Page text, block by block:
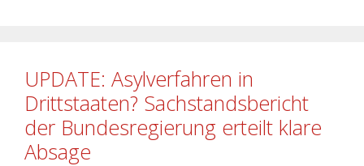
UPDATE: Asylverfahren in
Drittstaaten? Sachstandsbericht
der Bundesregierung erteilt klare
Absage